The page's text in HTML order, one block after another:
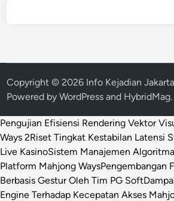
Copyright © 2026 Info Kejadian
Powered byWordPress and HybridMag.
Pengujian Efisiensi Rendering Vektor
Ways 2Riset Tingkat Kestabilan Latensi
Live KasinoSistem Manajemen
Platform Mahjong WaysPengembangan
Berbasis Gestur Oleh Tim PG Soft
Engine Terhadap Kecepatan Akses